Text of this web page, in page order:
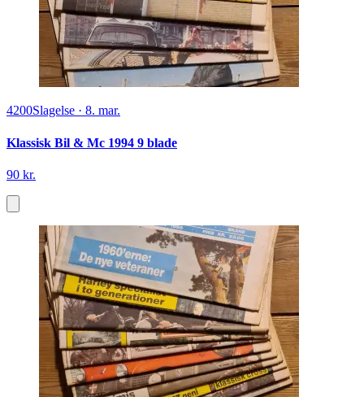
4200Slagelse · 8. mar.
Klassisk Bil & Mc 1994 9 blade
90 kr.